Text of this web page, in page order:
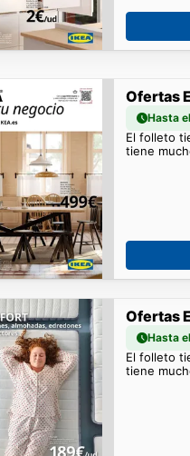
Ofertas
Hasta
El folleto
tiene
Ofertas
Hasta
El folleto
tiene